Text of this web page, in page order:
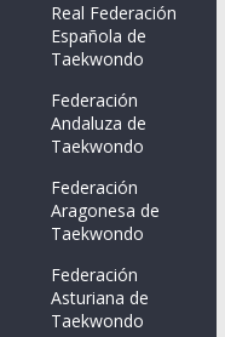
Real Federación
Española de
Taekwondo
Federación
Andaluza de
Taekwondo
Federación
Aragonesa de
Taekwondo
Federación
Asturiana de
Taekwondo